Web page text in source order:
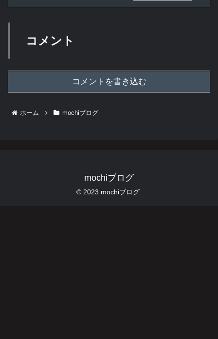
コメント
コメントを書き込む
ホーム mochiブログ
mochiブログ
© 2023 mochiブログ.